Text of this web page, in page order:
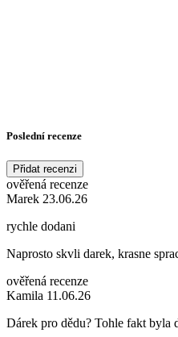
Poslední recenze
Přidat recenzi
ověřená recenze
Marek 23.06.26
rychle dodani
Naprosto skvli darek, krasne
ověřená recenze
Kamila 11.06.26
Dárek pro dědu? Tohle fakt byla